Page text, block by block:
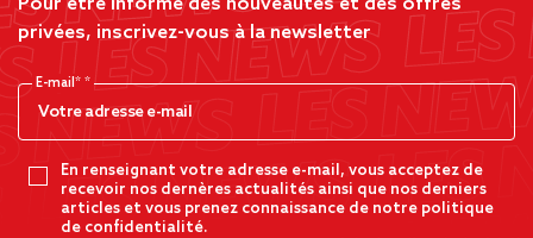
privées, inscrivez-vous à la newsletter
E-mail*
En renseignant votre adresse e-mail, vous acceptez de
recevoir nos dernères actualités ainsi que nos derniers
articles et vous prenez connaissance de notre politique
de confidentialité.